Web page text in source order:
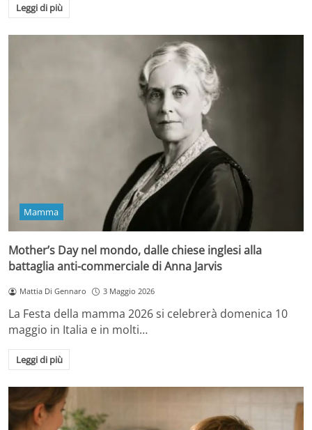
Leggi di più
Mamma
Mother’s Day nel mondo, dalle chiese inglesi alla
battaglia anti-commerciale di Anna Jarvis
Mattia Di Gennaro 3 Maggio 2026
La Festa della mamma 2026 si celebrerà domenica 10
maggio in Italia e in molti…
Leggi di più